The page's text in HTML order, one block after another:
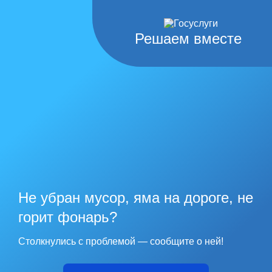
Решаем вместе
Не убран мусор, яма на дороге, не
горит фонарь?
Столкнулись с проблемой — сообщите о ней!